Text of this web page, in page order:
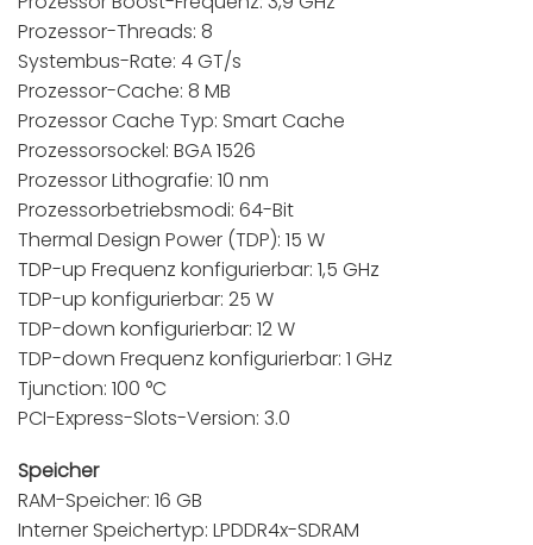
Prozessor-Threads: 8
Systembus-Rate: 4 GT/s
Prozessor-Cache: 8 MB
Prozessor Cache Typ: Smart Cache
Prozessorsockel: BGA 1526
Prozessor Lithografie: 10 nm
Prozessorbetriebsmodi: 64-Bit
Thermal Design Power (TDP): 15 W
TDP-up Frequenz konfigurierbar: 1,5 GHz
TDP-up konfigurierbar: 25 W
TDP-down konfigurierbar: 12 W
TDP-down Frequenz konfigurierbar: 1 GHz
Tjunction: 100 °C
PCI-Express-Slots-Version: 3.0
Speicher
RAM-Speicher: 16 GB
Interner Speichertyp: LPDDR4x-SDRAM